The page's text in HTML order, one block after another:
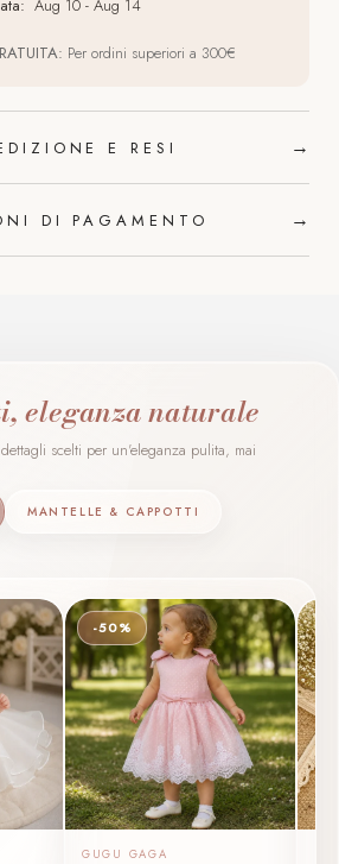
Aug 10 - Aug 14
Per ordini superiori a 300€
E RESI →
DI PAGAMENTO →
eleganza naturale
scelti per un'eleganza pulita, mai
MANTELLE & CAPPOTTI
-50%
GUGU GAGA